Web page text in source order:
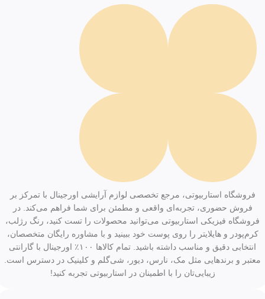
فروشگاه استاربیوتی، مرجع تخصصی لوازم آرایشی اورجینال با تمرکز بر
فروش حضوری، تجربه‌ای واقعی و مطمئن برای شما فراهم می‌کند. در
فروشگاه فیزیکی استاربیوتی می‌توانید محصولات را تست کنید، رنگ رژلب،
کرم‌پودر و هایلایتر را روی پوست خود ببینید و با مشاوره رایگان متخصصان،
انتخابی دقیق و مناسب داشته باشید. تمام کالاها ۱۰۰٪ اورجینال با گارانتی
معتبر و برندهایی مثل مک، نارس، دیور، شی‌گلم و کلینیک در دسترس است.
زیبایی‌تان را با اطمینان در استاربیوتی تجربه کنید!